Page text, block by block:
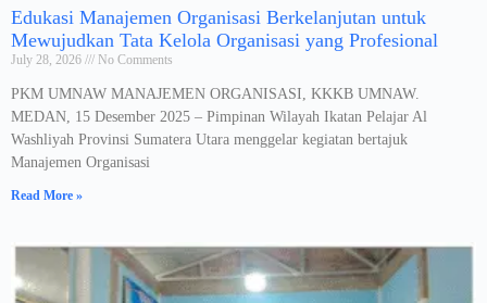
Edukasi Manajemen Organisasi Berkelanjutan untuk
Mewujudkan Tata Kelola Organisasi yang Profesional
July 28, 2026 No Comments
PKM UMNAW MANAJEMEN ORGANISASI, KKKB UMNAW.
MEDAN, 15 Desember 2025 – Pimpinan Wilayah Ikatan Pelajar Al
Washliyah Provinsi Sumatera Utara menggelar kegiatan bertajuk
Manajemen Organisasi
Read More »